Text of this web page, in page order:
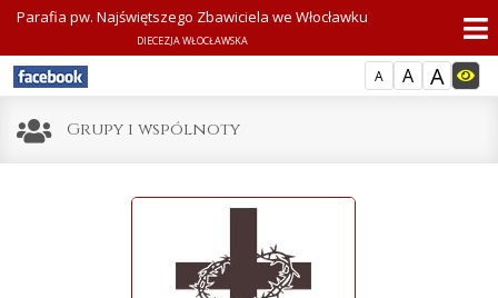
A A A
Parafia pw. Najświętszego Zbawiciela we Włocławku
DIECEZJA WŁOCŁAWSKA
Grupy i wspólnoty